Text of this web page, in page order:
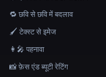
🔁 छवि से छवि में बदलाव
🖌️ टेक्स्ट से इमेज
👩‍🎤 पहनावा
📸 फ़ेस एंड ब्यूटी रेटिंग